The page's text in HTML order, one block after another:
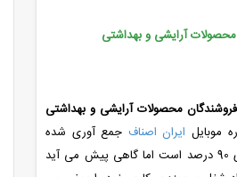
آرایشی و بهداشتی
فروشندگان محصولات آرایشی و بهداشتی
موبایل ایران اصناف جمع آوری شده
است ، دارای صحت بالای 90 درصد است اما گاهی پیش می آید